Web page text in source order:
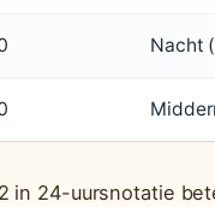
Nacht
in 24-uursnotatie